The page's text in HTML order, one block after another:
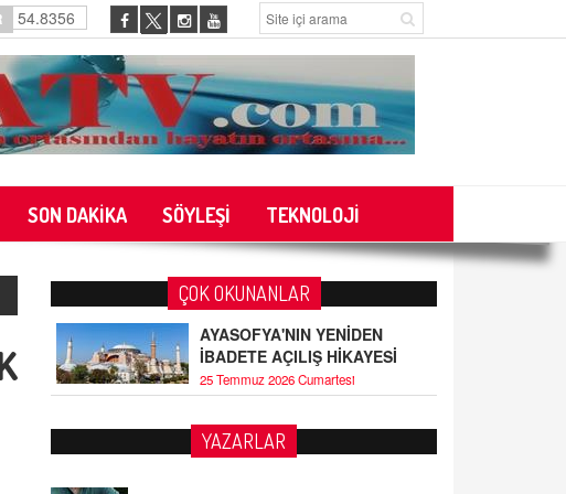
54.8356
SON DAKİKA SÖYLEŞİ TEKNOLOJİ
ÇOK OKUNANLAR
AYASOFYA'NIN YENİDEN
İBADETE AÇILIŞ HİKAYESİ
25 Temmuz 2026 Cumartesi
YAZARLAR